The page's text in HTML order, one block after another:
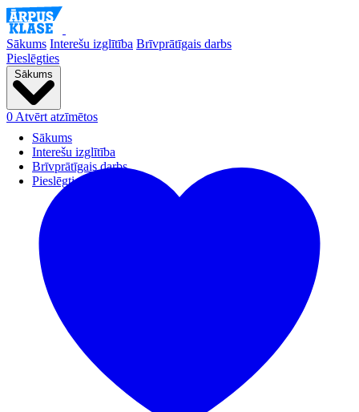
Sākums Interešu izglītība Brīvprātīgais darbs
Pieslēgties
Sākums
Sākums
Interešu izglītība
Brīvprātīgais darbs
Pieslēgties
0 Atvērt atzīmētos